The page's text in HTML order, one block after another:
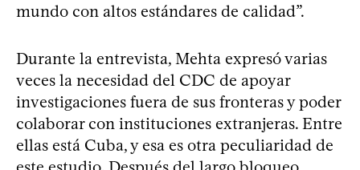
mundo con altos estándares de calidad”.
Durante la entrevista, Mehta expresó varias
veces la necesidad del CDC de apoyar
investigaciones fuera de sus fronteras y poder
colaborar con instituciones extranjeras. Entre
ellas está Cuba, y esa es otra peculiaridad de